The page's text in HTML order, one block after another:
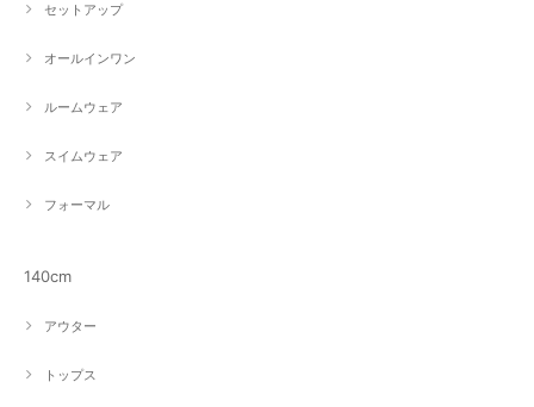
セットアップ
オールインワン
ルームウェア
スイムウェア
フォーマル
140cm
アウター
トップス